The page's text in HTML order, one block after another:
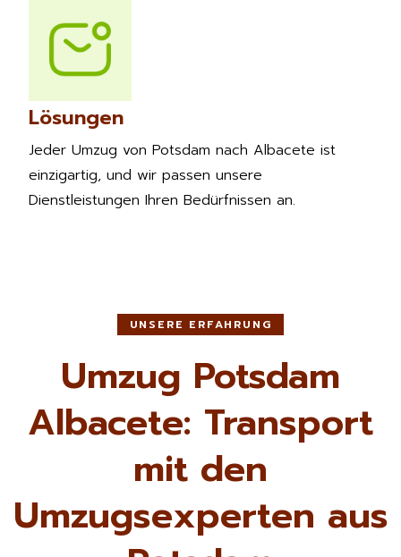
Lösungen
Jeder Umzug von Potsdam nach Albacete ist
einzigartig, und wir passen unsere
Dienstleistungen Ihren Bedürfnissen an.
UNSERE ERFAHRUNG
Umzug Potsdam
Albacete: Transport
mit den
Umzugsexperten aus